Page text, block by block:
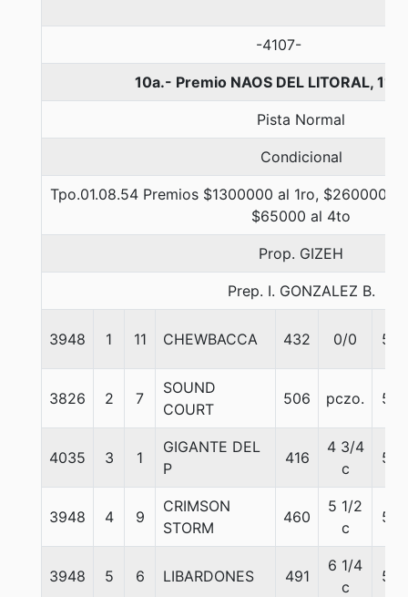
-4107-
10a.- Premio NAOS DEL LITORAL,
Pista Normal
Condicional
Tpo.01.08.54 Premios $1300000 al 1ro, $260000
$65000 al 4to
Prop. GIZEH
Prep. I. GONZALEZ B.
3948 1 11 CHEWBACCA 432 0/0 57
3826 2 7
SOUND
COURT
506 pczo. 57
4035 3 1
GIGANTE DEL
P
416
4 3/4
c
57
3948 4 9
CRIMSON
STORM
460
5 1/2
c
57
3948 5 6 LIBARDONES 491
6 1/4
c
57